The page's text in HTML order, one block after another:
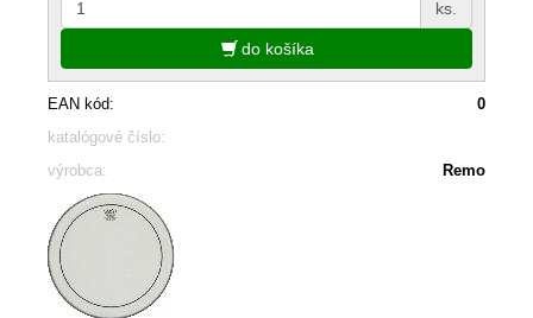
ks.
do košíka
EAN kód:
0
katalógové číslo:
výrobca:
Remo